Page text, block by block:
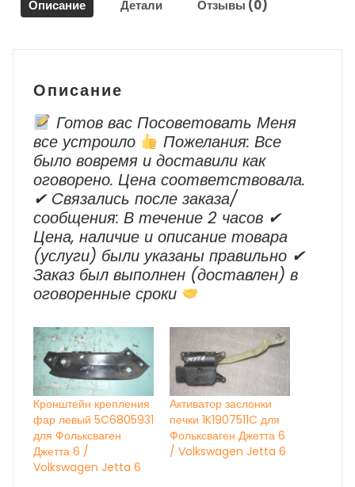
2011
Описание Детали Отзывы (0)
Описание
Готов вас Посоветовать Меня
все устроило
Пожелания: Все
было вовремя и доставили как
оговорено. Цена соответствовала.
✔ Cвязались после заказа/
сообщения: В течение 2 часов ✔
Цена, наличие и описание товара
(услуги) были указаны правильно ✔
Заказ был выполнен (доставлен) в
оговоренные сроки
Кронштейн крепления
фар левый 5C6805931
для Фольксваген
Джетта 6 /
Volkswagen Jetta 6
Активатор заслонки
печки 1K1907511C для
Фольксваген Джетта 6
/ Volkswagen Jetta 6